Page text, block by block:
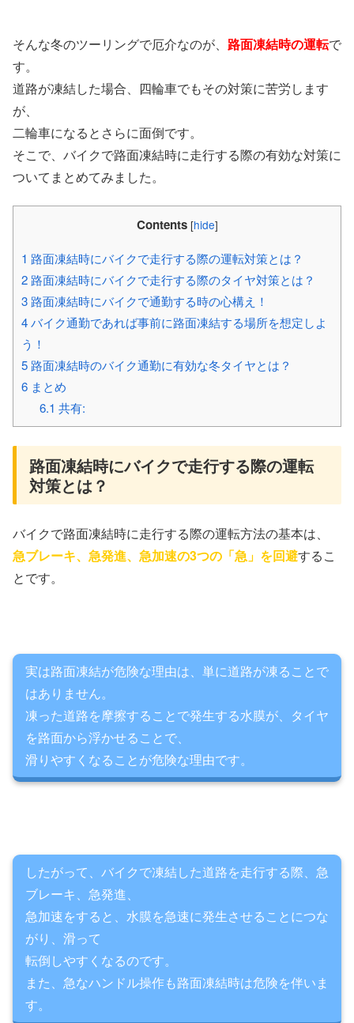
そんな冬のツーリングで厄介なのが、 路面凍結時の運転で
す。
道路が凍結した場合、四輪車でもその対策に苦労します
が、
二輪車になるとさらに面倒です。
そこで、バイクで路面凍結時に走行する際の有効な対策に
ついてまとめてみました。
Contents [hide]
1 路面凍結時にバイクで走行する際の運転対策とは？
2 路面凍結時にバイクで走行する際のタイヤ対策とは？
3 路面凍結時にバイクで通勤する時の心構え！
4バイク通勤であれば事前に路面凍結する場所を想定しよ
う！
5 路面凍結時のバイク通勤に有効な冬タイヤとは？
6 まとめ
6.1 共有:
路面凍結時にバイクで走行する際の運転
対策とは？
バイクで路面凍結時に走行する際の運転方法の基本は、
急ブレーキ、急発進、急加速の3つの「急」を回避するこ
とです。
実は路面凍結が危険な理由は、単に道路が凍ることで
はありません。
凍った道路を摩擦することで発生する水膜が、タイヤ
を路面から浮かせることで、
滑りやすくなることが危険な理由です。
したがって、バイクで凍結した道路を走行する際、急
ブレーキ、急発進、
急加速をすると、水膜を急速に発生させることにつな
がり、滑って
転倒しやすくなるのです。
また、急なハンドル操作も路面凍結時は危険を伴いま
す。